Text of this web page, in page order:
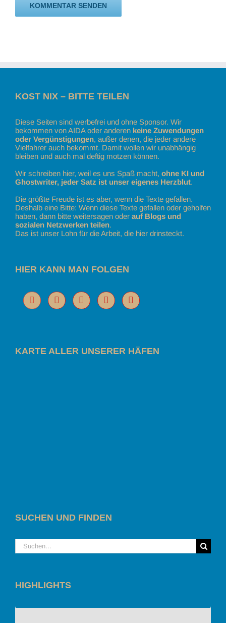
KOST NIX – BITTE TEILEN
Diese Seiten sind werbefrei und ohne Sponsor. Wir
bekommen von AIDA oder anderen keine Zuwendungen
oder Vergünstigungen, außer denen, die jeder andere
Vielfahrer auch bekommt. Damit wollen wir unabhängig
bleiben und auch mal deftig motzen können.
Wir schreiben hier, weil es uns Spaß macht, ohne KI und
Ghostwriter, jeder Satz ist unser eigenes Herzblut.
Die größte Freude ist es aber, wenn die Texte gefallen.
Deshalb eine Bitte: Wenn diese Texte gefallen oder geholfen
haben, dann bitte weitersagen oder auf Blogs und
sozialen Netzwerken teilen.
Das ist unser Lohn für die Arbeit, die hier drinsteckt.
HIER KANN MAN FOLGEN
KARTE ALLER UNSERER HÄFEN
SUCHEN UND FINDEN
Suche
nach:
HIGHLIGHTS